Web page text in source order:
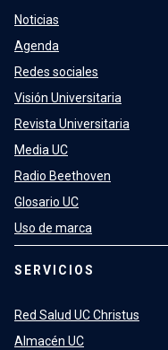
Noticias
Agenda
Redes sociales
Visión Universitaria
Revista Universitaria
Media UC
Radio Beethoven
Glosario UC
Uso de marca
SERVICIOS
Red Salud UC Christus
Almacén UC